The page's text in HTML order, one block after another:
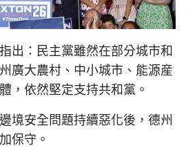
出：民主黨雖然在部分城市和
廣大農村、中小城市、能源産
，依然堅定支持共和黨。
境安全問題持續惡化後，德州
保守。